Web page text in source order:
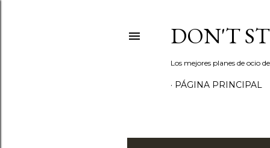
DON'T
Los mejores planes de ocio
PÁGINA PRINCIPAL